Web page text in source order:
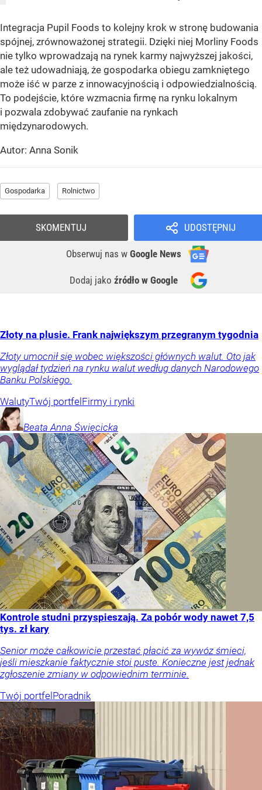
Integracja Pupil Foods to kolejny krok w stronę budowania
spójnej, zrównoważonej strategii. Dzięki niej Morliny Foods
nie tylko wprowadzają na rynek karmy najwyższej jakości,
ale też udowadniają, że gospodarka obiegu zamkniętego
może iść w parze z innowacyjnością i odpowiedzialnością.
To podejście, które wzmacnia firmę na rynku lokalnym
i pozwala zdobywać zaufanie na rynkach
międzynarodowych.
Autor: Anna Sonik
Gospodarka Rolnictwo
UDOSTĘPNIJ
Obserwuj nas w Google News
Dodaj jako źródło w Google
SKOMENTUJ
Złoty na plusie. Frank największym przegranym tygodnia
Złoty umocnił się wobec większości głównych walut. Oto jak
wyglądał tydzień na rynku walut według danych Narodowego
Banku Polskiego.
WalutyTwój portfelFirmy i rynki
Beata Anna Święcicka
Kontrole studni przyspieszają. Za pobór wody nawet 7,5
tys. zł kary
Senior może całkowicie przestać płacić za wywóz śmieci,
jeśli mieszkanie faktycznie stoi puste. Konieczne jest jednak
zgłoszenie zmiany w odpowiednim terminie.
Twój portfelPoradnik